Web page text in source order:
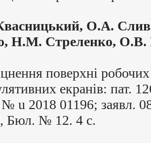
О.А.
Н.М. Стреленко,
поверхні
екранів: пат.
u 2018 01196; заявл.
Бюл. № 12. 4 с.